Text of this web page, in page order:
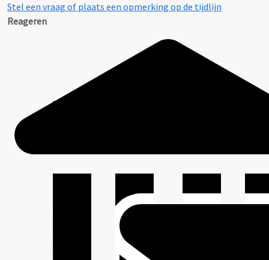
Stel een vraag of plaats een opmerking op de tijdlijn
Reageren